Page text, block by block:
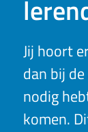
Jij hoort
dan bij
nodig
komen.